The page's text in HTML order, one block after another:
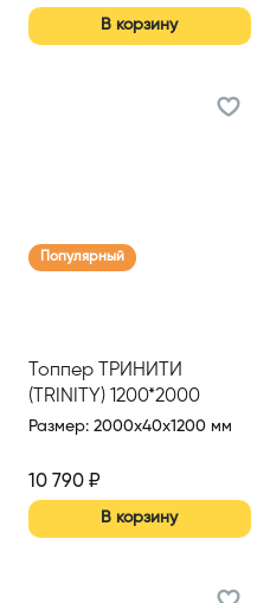
В корзину
Популярный
Топпер ТРИНИТИ
(TRINITY) 1200*2000
Размер: 2000x40x1200 мм
10 790 ₽
В корзину